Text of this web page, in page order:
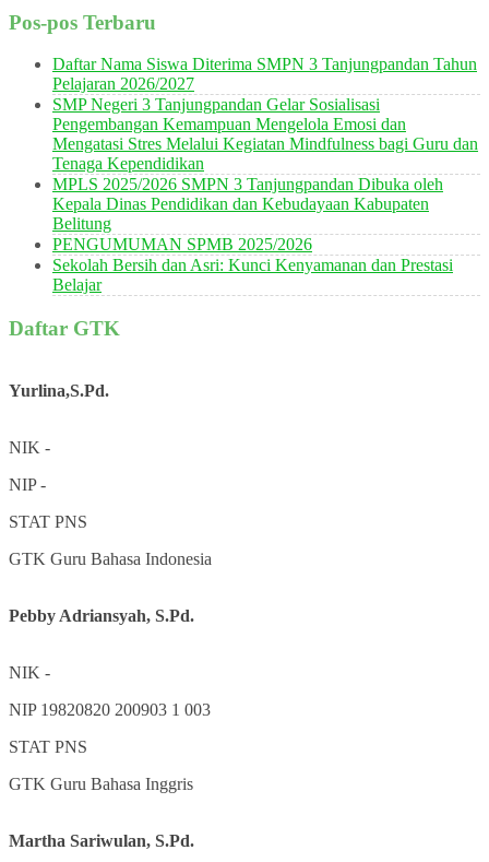
Pos-pos Terbaru
Daftar Nama Siswa Diterima SMPN 3 Tanjungpandan Tahun
Pelajaran 2026/2027
SMP Negeri 3 Tanjungpandan Gelar Sosialisasi
Pengembangan Kemampuan Mengelola Emosi dan
Mengatasi Stres Melalui Kegiatan Mindfulness bagi Guru dan
Tenaga Kependidikan
MPLS 2025/2026 SMPN 3 Tanjungpandan Dibuka oleh
Kepala Dinas Pendidikan dan Kebudayaan Kabupaten
Belitung
PENGUMUMAN SPMB 2025/2026
Sekolah Bersih dan Asri: Kunci Kenyamanan dan Prestasi
Belajar
Daftar GTK
Yurlina,S.Pd.
NIK -
NIP-
STAT PNS
GTK Guru Bahasa Indonesia
Pebby Adriansyah, S.Pd.
NIK -
NIP 19820820 200903 1 003
STAT PNS
GTK Guru Bahasa Inggris
Martha Sariwulan, S.Pd.